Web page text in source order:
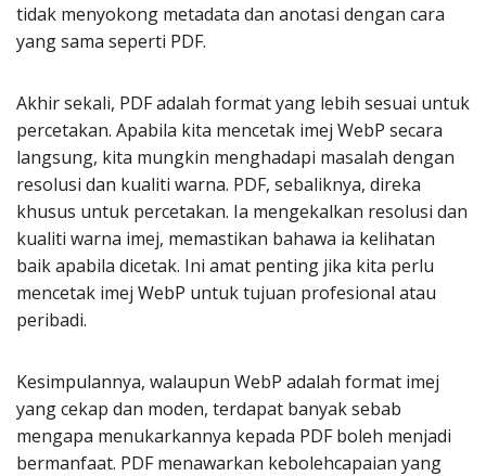
tidak menyokong metadata dan anotasi dengan cara
yang sama seperti PDF.
Akhir sekali, PDF adalah format yang lebih sesuai untuk
percetakan. Apabila kita mencetak imej WebP secara
langsung, kita mungkin menghadapi masalah dengan
resolusi dan kualiti warna. PDF, sebaliknya, direka
khusus untuk percetakan. Ia mengekalkan resolusi dan
kualiti warna imej, memastikan bahawa ia kelihatan
baik apabila dicetak. Ini amat penting jika kita perlu
mencetak imej WebP untuk tujuan profesional atau
peribadi.
Kesimpulannya, walaupun WebP adalah format imej
yang cekap dan moden, terdapat banyak sebab
mengapa menukarkannya kepada PDF boleh menjadi
bermanfaat. PDF menawarkan kebolehcapaian yang